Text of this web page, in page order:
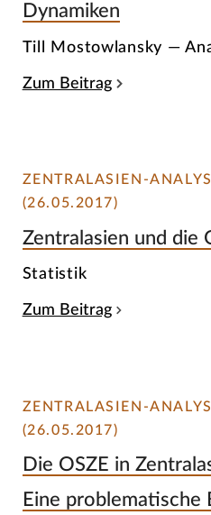
Dynamiken
Till Mostowlansky —
Zum Beitrag
ZENTRALASIEN-
(26.05.2017)
Zentralasien und die
Statistik
Zum Beitrag
ZENTRALASIEN-
(26.05.2017)
Die OSZE in
Eine problematische